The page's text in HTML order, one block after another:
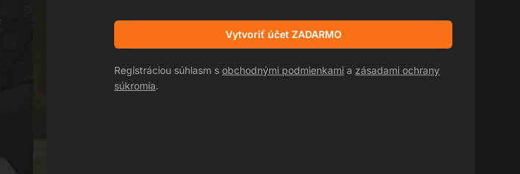
Vytvoriť účet ZADARMO
Registráciou súhlasm s obchodnými podmienkami a zásadami ochrany
súkromia.